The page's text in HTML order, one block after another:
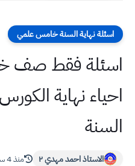
اسئلة نهاية السنة خامس علمي
اسئلة فقط صف
السنة
الاستاذ احمد مهدي ٢ منذ 4 سنة